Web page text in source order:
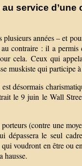
service d’une
années – et
contraire : il a
cela. Ceux qui
muskiste qui participe
désormais
le 9 juin le Wall
(contre une
dépassera le seul
voudront en être ou
hausse.